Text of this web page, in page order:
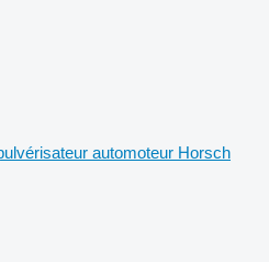
automoteur Horsch